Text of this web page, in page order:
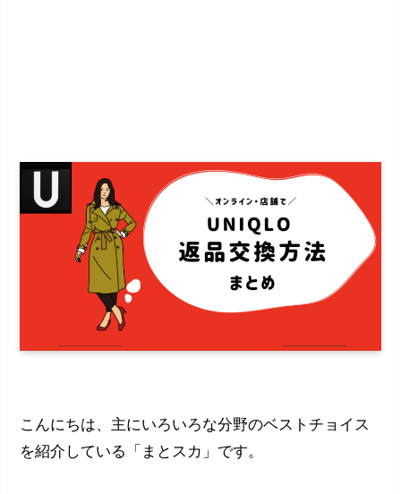
こんにちは、主にいろいろな分野のベストチョイス
を紹介している「まとスカ」です。